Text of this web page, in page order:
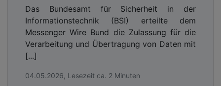
2. Kontrolle über Kommunikations- und
Metadaten
Organisationen müssen nachvollziehen und steuern
können, welche Daten entstehen, wo sie
verarbeitet werden und wer darauf zugreifen kann.
insbesondere strukturierende Metadaten.
Das Bundesamt für Sicherheit in der
Informationstechnik (BSI) erteilte dem
Messenger Wire Bund die Zulassung für die
Verarbeitung und Übertragung von Daten mit
[...]
04.05.2026, Lesezeit ca. 2 Minuten